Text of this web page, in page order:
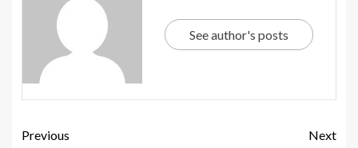
See author's posts
Previous
Next